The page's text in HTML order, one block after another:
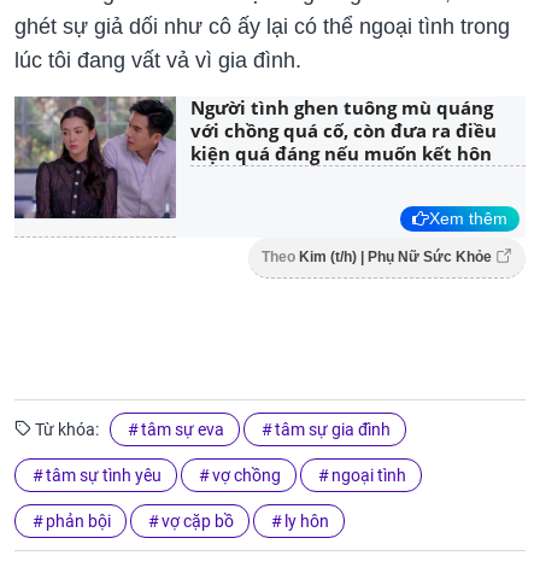
ghét sự giả dối như cô ấy lại có thể ngoại tình trong
lúc tôi đang vất vả vì gia đình.
Người tình ghen tuông mù quáng
với chồng quá cố, còn đưa ra điều
kiện quá đáng nếu muốn kết hôn
Xem thêm
Theo Kim (t/h) | Phụ Nữ Sức Khỏe
Từ khóa: tâm sự eva tâm sự gia đình
tâm sự tình yêu vợ chồng ngoại tình
phản bội vợ cặp bồ ly hôn